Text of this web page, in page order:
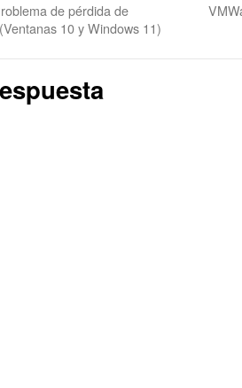
de pérdida de
10 y Windows 11)